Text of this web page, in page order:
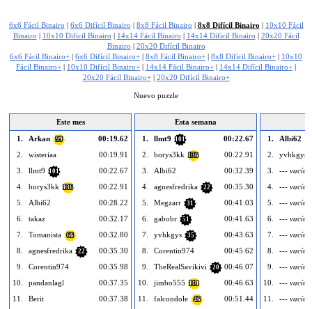
6x6 Fácil Binairo | 6x6 Difícil Binairo | 8x8 Fácil Binairo | 8x8 Difícil Binairo | 10x10 Fácil
Binairo | 10x10 Difícil Binairo | 14x14 Fácil Binairo | 14x14 Difícil Binairo | 20x20 Fácil
Binairo | 20x20 Difícil Binairo
6x6 Fácil Binairo+ | 6x6 Difícil Binairo+ | 8x8 Fácil Binairo+ | 8x8 Difícil Binairo+ | 10x10
Fácil Binairo+ | 10x10 Difícil Binairo+ | 14x14 Fácil Binairo+ | 14x14 Difícil Binairo+ |
20x20 Fácil Binairo+| 20x20 Difícil Binairo+
Nuevo puzzle
Este mes
1.
Arkan 99
00:19.62
2.
wisteriaa
00:19.91
3.
llmt9 101
00:22.67
4.
borys3kk 136
00:22.91
5.
Albi62
00:28.22
6.
takaz
00:32.17
7.
Tomanista 66
00:32.80
8.
agnesfredrika 22
00:35.30
9.
Corentin974
00:35.98
10.
pandanlagl
00:37.35
11.
Berit
00:37.38
Esta semana
1.
llmt9 101
00:22.67
2.
borys3kk 136
00:22.91
3.
Albi62
00:32.39
4.
agnesfredrika 22
00:35.30
5.
Megzarr 31
00:41.03
6.
gabobr 51
00:41.63
7.
yvhkgys 35
00:43.63
8.
Corentin974
00:45.62
9.
TheRealSavikivi 20
00:46.07
10.
jimbo555 111
00:46.63
11.
falcondole 46
00:51.44
1.
Albi62
2.
yvhkgys
3.
--- vacío
4.
--- vacío
5.
--- vacío
6.
--- vacío
7.
--- vacío
8.
--- vacío
9.
--- vacío
10.
--- vacío
11.
--- vacío